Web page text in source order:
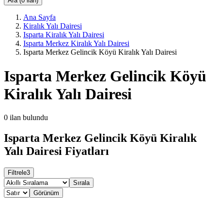
Ana Sayfa
Kiralık Yalı Dairesi
Isparta Kiralık Yalı Dairesi
Isparta Merkez Kiralık Yalı Dairesi
Isparta Merkez Gelincik Köyü Kiralık Yalı Dairesi
Isparta Merkez Gelincik Köyü
Kiralık Yalı Dairesi
0 ilan bulundu
Isparta Merkez Gelincik Köyü Kiralık
Yalı Dairesi Fiyatları
Filtrele3
Sırala
Görünüm